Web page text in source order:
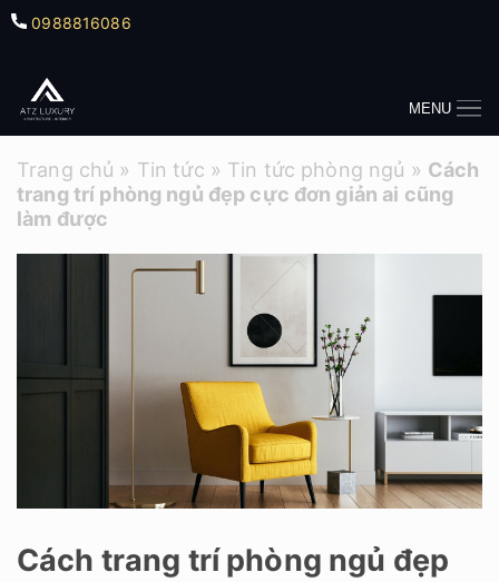
0988816086
MENU
Trang chủ » Tin tức » Tin tức phòng ngủ » Cách
trang trí phòng ngủ đẹp cực đơn giản ai cũng
làm được
Cách trang trí phòng ngủ đẹp